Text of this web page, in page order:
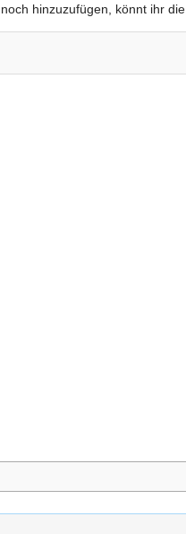
hinzuzufügen, könnt ihr die